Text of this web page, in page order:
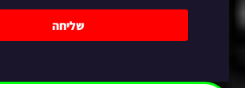
שליחה